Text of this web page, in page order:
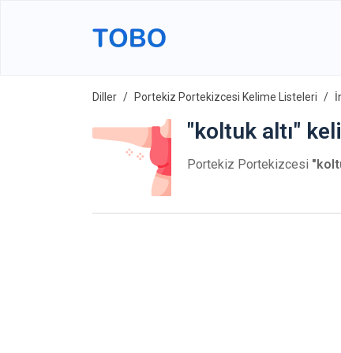
Diller Portekiz Portekizcesi Kelime Listeleri
"koltuk altı"
Portekiz Portekizcesi